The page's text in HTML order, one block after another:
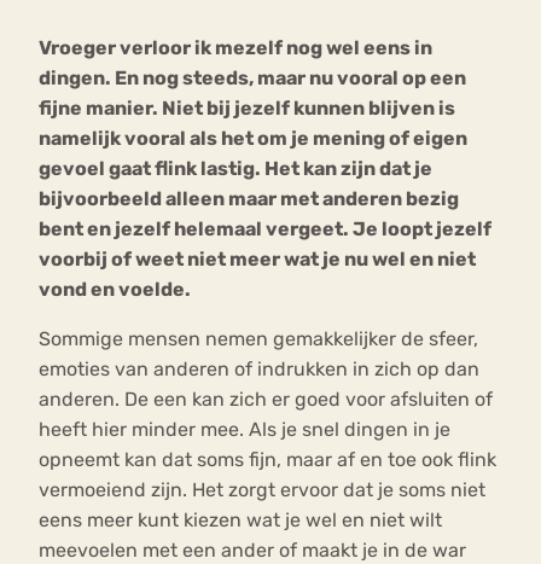
Vroeger verloor ik mezelf nog wel eens in
dingen. En nog steeds, maar nu vooral op een
fijne manier. Niet bij jezelf kunnen blijven is
namelijk vooral als het om je mening of eigen
gevoel gaat flink lastig. Het kan zijn dat je
bijvoorbeeld alleen maar met anderen bezig
bent en jezelf helemaal vergeet. Je loopt jezelf
voorbij of weet niet meer wat je nu wel en niet
vond en voelde.
Sommige mensen nemen gemakkelijker de sfeer,
emoties van anderen of indrukken in zich op dan
anderen. De een kan zich er goed voor afsluiten of
heeft hier minder mee. Als je snel dingen in je
opneemt kan dat soms fijn, maar af en toe ook flink
vermoeiend zijn. Het zorgt ervoor dat je soms niet
eens meer kunt kiezen wat je wel en niet wilt
meevoelen met een ander of maakt je in de war
Chat
Forum
Bouli
mia
Nerv
osa
Eetstoornis Anorexia Nervosa
Eetbuien Piekeren Sport
Trauma
Orthorexia
Afvallen Angst